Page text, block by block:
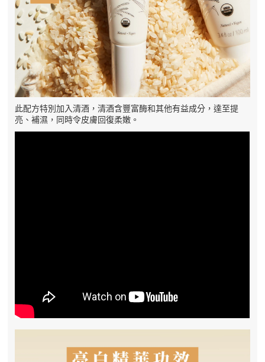
此配方特別加入清酒，清酒含豐富酶和其他有益成分，達至提
亮、補濕，同時令皮膚回復柔嫩。